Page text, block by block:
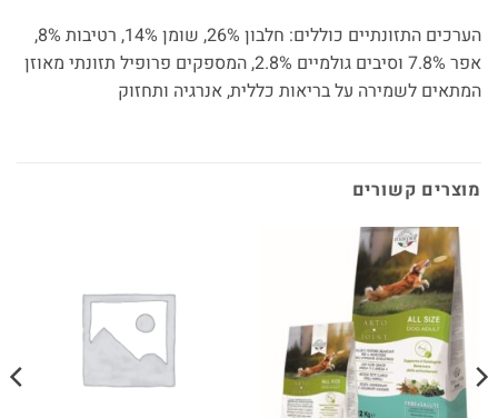
הערכים התזונתיים כוללים: חלבון 26%, שומן 14%, רטיבות 8%,
אפר 7.8% וסיבים גולמיים 2.8%, המספקים פרופיל תזונתי מאוזן
המתאים לשמירה על בריאות כללית, אנרגיה ותחזוק
מוצרים קשורים